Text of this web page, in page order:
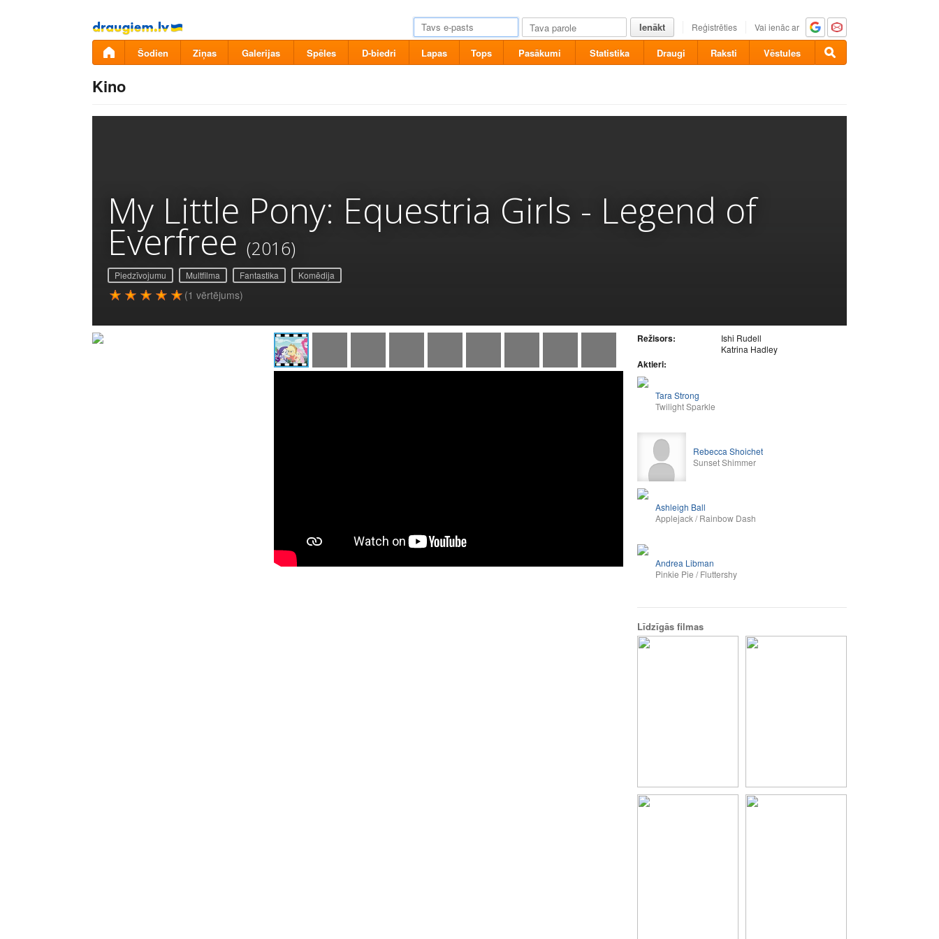
Pāriet
uz
saturu
Ienākt Reģistrēties Vai ienāc ar
Šodien Ziņas Galerijas Spēles D-biedri Lapas Tops Pasākumi Statistika Draugi Raksti Vēstules
Kino
My Little Pony: Equestria Girls - Legend of
Everfree (2016)
Piedzīvojumu Multfilma Fantastika Komēdija
(1 vērtējums)
Režisors:
Ishi Rudell
Katrina Hadley
Aktieri:
Tara Strong
Twilight Sparkle
Rebecca Shoichet
Sunset Shimmer
Ashleigh Ball
Applejack / Rainbow Dash
Andrea Libman
Pinkie Pie / Fluttershy
Līdzīgās filmas